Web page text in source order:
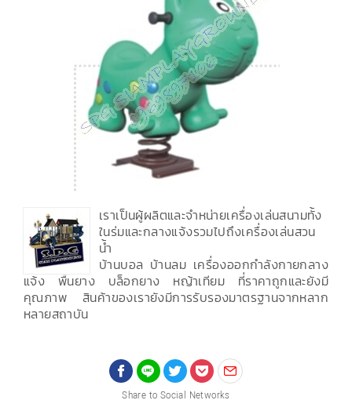
เราเป็นผู้ผลิตและจำหน่ายเครื่องเล่นสนามทั้ง
ในร่มและกลางแจ้งรวมไปถึงเครื่องเล่นสวน
น้ำ
บ้านบอล บ้านลม เครื่องออกกำลังกายกลาง
แจ้ง พื้นยาง บล็อกยาง หญ้าเทียม ที่ราคาถูกและยังมี
คุณภาพ สินค้าของเรายังมีการรับรองมาตรฐานจากหลาก
หลายสถาบัน
Share to Social Networks